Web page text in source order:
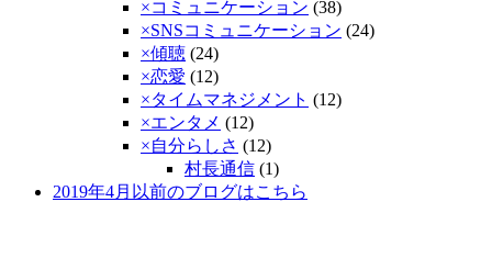
×コミュニケーション (38)
×SNSコミュニケーション (24)
×傾聴­ (24)
×恋愛 (12)
×タイムマネジメント (12)
×エンタメ (12)
×自分らしさ (12)
村長通信 (1)
2019年4月以前のブログはこちら